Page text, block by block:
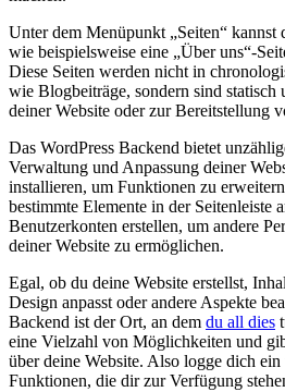
Unter dem Menüpunkt „Seiten“ kannst
wie beispielsweise eine „Über uns“-
Diese Seiten werden nicht in
wie Blogbeiträge, sondern sind statisch
deiner Website oder zur Bereitstellung
Das WordPress Backend bietet
Verwaltung und Anpassung deiner
installieren, um Funktionen zu
bestimmte Elemente in der Seitenleiste
Benutzerkonten erstellen, um andere
deiner Website zu ermöglichen.
Egal, ob du deine Website erstellst,
Design anpasst oder andere Aspekte
Backend ist der Ort, an dem du all dies
eine Vielzahl von Möglichkeiten und
über deine Website. Also logge dich
Funktionen, die dir zur Verfügung